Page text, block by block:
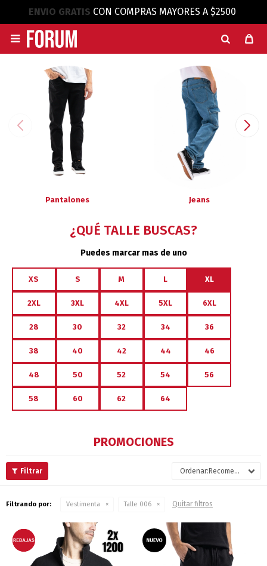
ENVIO GRATIS CON COMPRAS MAYORES A $2500

Pantalones Jeans
¿QUÉ TALLE BUSCAS?
Puedes marcar mas de uno
XS S M L XL
2XL 3XL 4XL 5XL 6XL
28 30 32 34 36
38 40 42 44 46
48 50 52 54 56
58 60 62 64
PROMOCIONES
Recomendados
Filtrando por: Vestimenta Talle 006 Quitar filtros